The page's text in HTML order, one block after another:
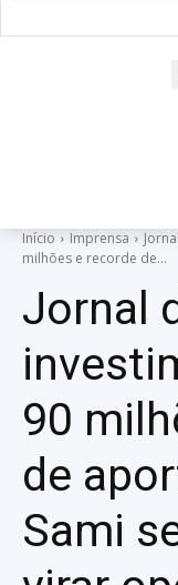
Início Imprensa
milhões e recorde de...
Jornal
90
de
Sami